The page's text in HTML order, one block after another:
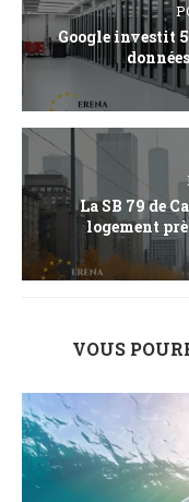
Google investit
La SB 79 de
logement
VOUS